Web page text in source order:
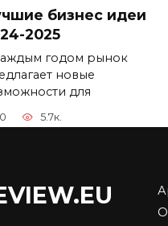
бизнес идеи
2025
годом рынок
новые
для
0 5.7к.